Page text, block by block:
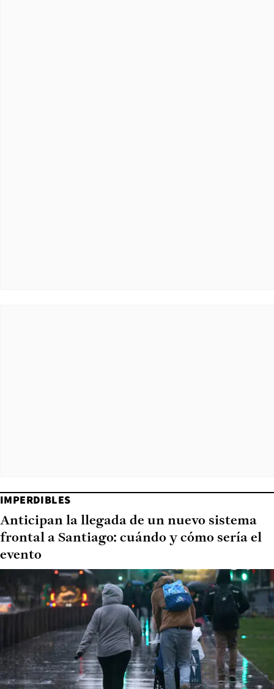
IMPERDIBLES
Anticipan la llegada de un nuevo sistema
frontal a Santiago: cuándo y cómo sería el
evento